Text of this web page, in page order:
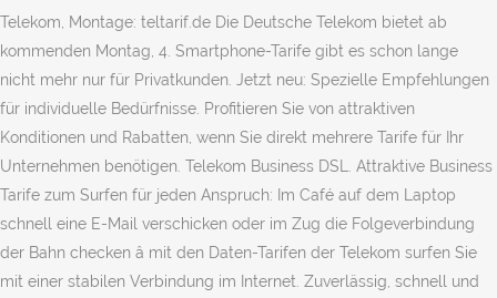
Telekom, Montage: teltarif.de Die Deut­sche Telekom bietet ab
kommenden Montag, 4. Smartphone-Tarife gibt es schon lange
nicht mehr nur für Privatkunden. Jetzt neu: Spezielle Empfehlungen
für individuelle Bedürfnisse. Profitieren Sie von attraktiven
Konditionen und Rabatten, wenn Sie direkt mehrere Tarife für Ihr
Unternehmen benötigen. Telekom Business DSL. Attraktive Business
Tarife zum Surfen für jeden Anspruch: Im Café auf dem Laptop
schnell eine E-Mail verschicken oder im Zug die Folgeverbindung
der Bahn checken â mit den Daten-Tarifen der Telekom surfen Sie
mit einer stabilen Verbindung im Internet. Zuverlässig, schnell und